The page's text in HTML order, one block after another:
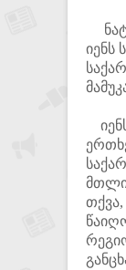
იენს